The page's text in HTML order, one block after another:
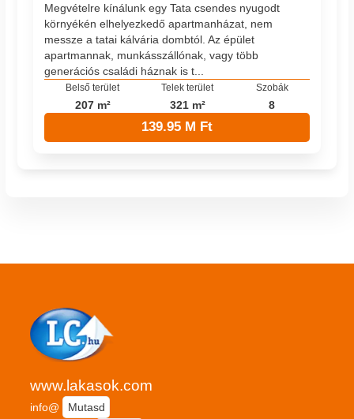
Megvételre kínálunk egy Tata csendes nyugodt
környékén elhelyezkedő apartmanházat, nem
messze a tatai kálvária dombtól. Az épület
apartmannak, munkásszállónak, vagy több
generációs családi háznak is t...
Belső terület
207 m²
Telek terület
321 m²
Szobák
8
139.95 M Ft
www.lakasok.com
info@
Mutasd